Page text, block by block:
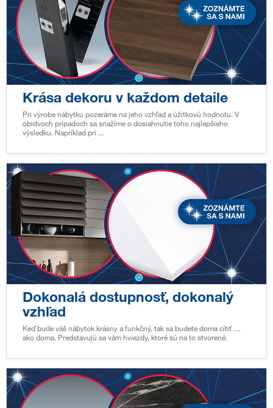
Krása dekoru v každom detaile
Pri výrobe nábytku pozeráme na jeho vzhľad a úžitkovú hodnotu. V
obidvoch prípadoch sa snažíme o dosiahnutie toho najlepšieho
výsledku. Napríklad pri ...
Dokonalá dostupnosť, dokonalý
vzhľad
Keď bude váš nábytok krásny a funkčný, tak sa budete doma cítiť …
ako doma. Predstavujú sa vám hviezdy, ktoré sú na to stvorené.